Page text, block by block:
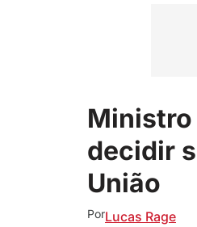
Ministro
decidir
União
PorLucas Rage